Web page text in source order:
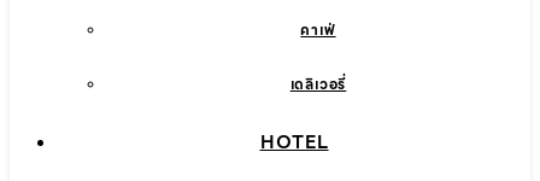
คาเฟ่
เดลิเวอรี่
HOTEL